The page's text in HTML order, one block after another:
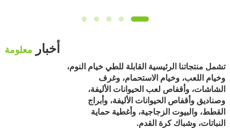
أخبار معلومة
تشمل منتجاتنا الرئيسية القابلة للطي خيام النوم،
وخيام اللعب، وخيام الاستحمام، وغرف
الشاشات، وأقفاص لعب الحيوانات الأليفة،
وصناديق وأقفاص الحيوانات الأليفة، وأبراج
القطط، والبيوت الزجاجية، وأغطية حماية
النباتات، وشباك كرة القدم.